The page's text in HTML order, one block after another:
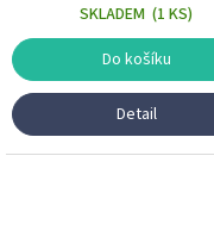
SKLADEM (1 KS)
Do košíku
Detail